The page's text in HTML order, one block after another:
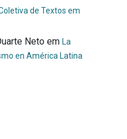
de Textos em
Netoem La
en América Latina